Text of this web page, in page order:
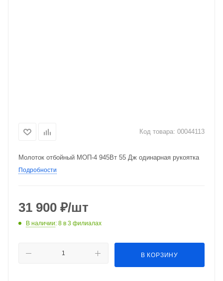
Код товара: 00044113
Молоток отбойный МОП-4 945Вт 55 Дж одинарная рукоятка
Подробности
31 900 ₽/шт
В наличии: 8 в 3 филиалах
В КОРЗИНУ